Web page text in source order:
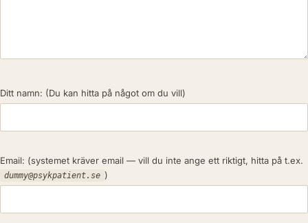
Ditt namn: (Du kan hitta på något om du vill)
Email: (systemet kräver email — vill du inte ange ett riktigt, hitta på t.ex.
dummy@psykpatient.se )